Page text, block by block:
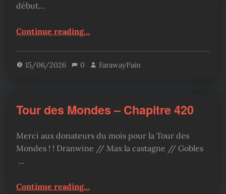
début…
Continue reading“Revolver Reign – Chapitre 1.1”
…
15/06/2026 0 FarawayPain
Tour des Mondes – Chapitre 420
Merci aux donateurs du mois pour la Tour des
Mondes ! ! Dranwine // Max la castagne // Gobles
…
Continue reading“Tour des Mondes – Chapitre 420”
…